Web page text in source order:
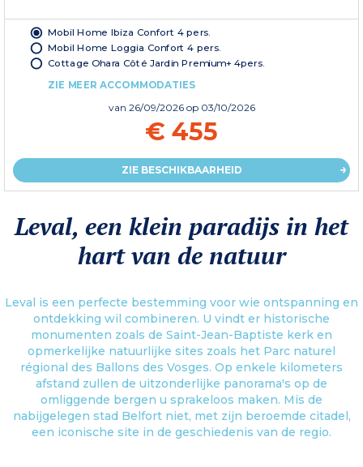
Mobil Home Ibiza Confort 4 pers.
Mobil Home Loggia Confort 4 pers.
Cottage Ohara Côté Jardin Premium+ 4pers.
ZIE MEER ACCOMMODATIES
van 26/09/2026 op 03/10/2026
€ 455
ZIE BESCHIKBAARHEID
Leval, een klein paradijs in het
hart van de natuur
Leval is een perfecte bestemming voor wie ontspanning en
ontdekking wil combineren. U vindt er historische
monumenten zoals de Saint-Jean-Baptiste kerk en
opmerkelijke natuurlijke sites zoals het Parc naturel
régional des Ballons des Vosges. Op enkele kilometers
afstand zullen de uitzonderlijke panorama's op de
omliggende bergen u sprakeloos maken. Mis de
nabijgelegen stad Belfort niet, met zijn beroemde citadel,
een iconische site in de geschiedenis van de regio.